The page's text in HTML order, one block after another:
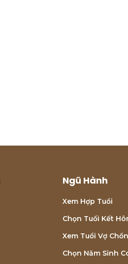
Ngũ Hành
Xem Hợp Tuổi
Chọn Tuổi Kết
Xem Tuổi Vợ
Chọn Năm Sinh